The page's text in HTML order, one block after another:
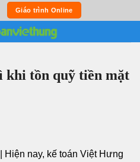
Giáo trình Online
khi tồn quỹ tiền mặt
| Hiện nay, kế toán Việt Hưng